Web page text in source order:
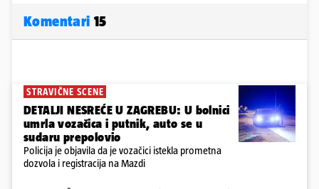
Komentari 15
STRAVIČNE SCENE
DETALJI NESREĆE U ZAGREBU: U bolnici
umrla vozačica i putnik, auto se u
sudaru prepolovio
Policija je objavila da je vozačici istekla prometna
dozvola i registracija na Mazdi